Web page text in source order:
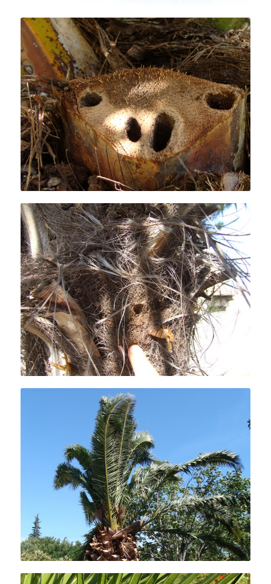
Galeries à la base de la palme,
observables à la taille.
Galerie dans le stipe.
Dessèchements foliaires.